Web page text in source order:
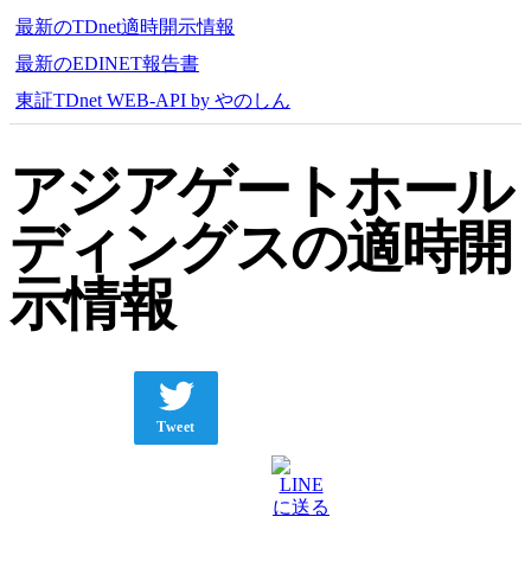
最新のTDnet適時開示情報
最新のEDINET報告書
東証TDnet WEB-API by やのしん
アジアゲートホール
ディングスの適時開
示情報
Tweet